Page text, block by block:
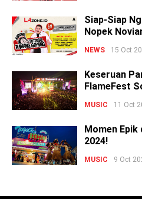
Siap-Siap
Nopek
NEWS 15 Oct
Keseruan
FlameFest
MUSIC 11 Oct
Momen
2024!
MUSIC 9 Oct